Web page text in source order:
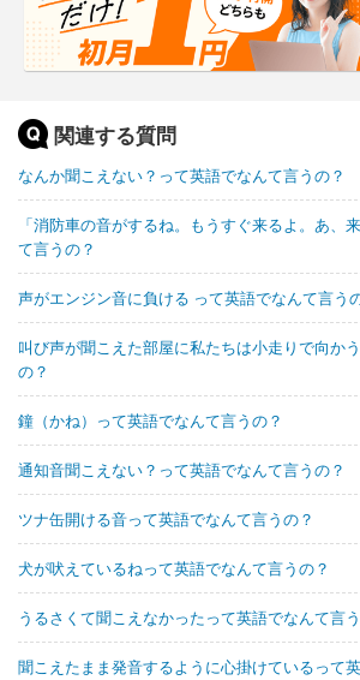
関連する質問
なんか聞こえない？って英語でなんて言うの？
「消防車の音がするね。もうすぐ来るよ。あ、
て言うの？
声がエンジン音に負ける って英語でなんて言う
叫び声が聞こえた部屋に私たちは小走りで向か
の？
鐘（かね）って英語でなんて言うの？
通知音聞こえない？って英語でなんて言うの？
ツナ缶開ける音って英語でなんて言うの？
犬が吠えているねって英語でなんて言うの？
うるさくて聞こえなかったって英語でなんて言
聞こえたまま発音するように心掛けているって